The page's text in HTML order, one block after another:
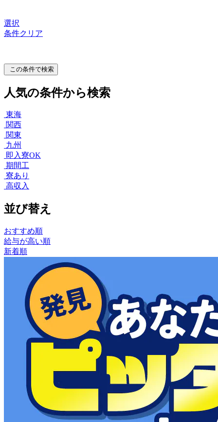
選択
条件クリア
この条件で検索
人気の条件から検索
東海
関西
関東
九州
即入寮OK
期間工
寮あり
高収入
並び替え
おすすめ順
給与が高い順
新着順